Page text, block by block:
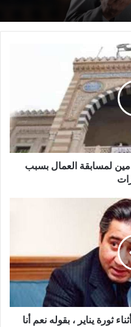
للدكتور مسعد
24 من المتقدمين لمسابقة العمال بسبب
ثورة يناير ، بقوله نعم أنا